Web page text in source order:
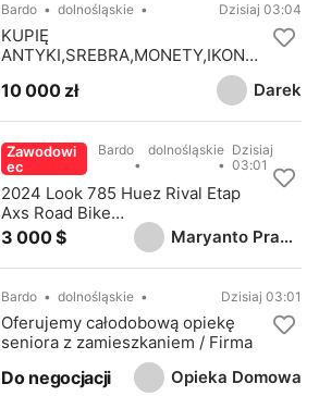
Darek
Bardo dolnośląskie Dzisiaj 03:04
KUPIĘ
ANTYKI,SREBRA,MONETY,IKONY,
ZEGARKI,FIGURY,STARODRUKI,M
ILITARIA TELEFON 694972047
10 000 zł
Maryanto Prabaswara
Zawodowi
ec
Bardo dolnośląskie Dzisiaj
03:01
2024 Look 785 Huez Rival Etap
Axs Road Bike
(WAREHOUSEBIKE)
3 000 $
Opieka Domowa
Bardo dolnośląskie Dzisiaj 03:01
Oferujemy całodobową opiekę
seniora z zamieszkaniem / Firma
Do negocjacji